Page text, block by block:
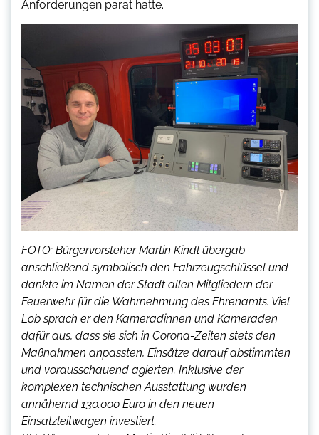
Anforderungen parat hatte.
FOTO: Bürgervorsteher Martin Kindl übergab
anschließend symbolisch den Fahrzeugschlüssel und
dankte im Namen der Stadt allen Mitgliedern der
Feuerwehr für die Wahrnehmung des Ehrenamts. Viel
Lob sprach er den Kameradinnen und Kameraden
dafür aus, dass sie sich in Corona-Zeiten stets den
Maßnahmen anpassten, Einsätze darauf abstimmten
und vorausschauend agierten. Inklusive der
komplexen technischen Ausstattung wurden
annähernd 130.000 Euro in den neuen
Einsatzleitwagen investiert.